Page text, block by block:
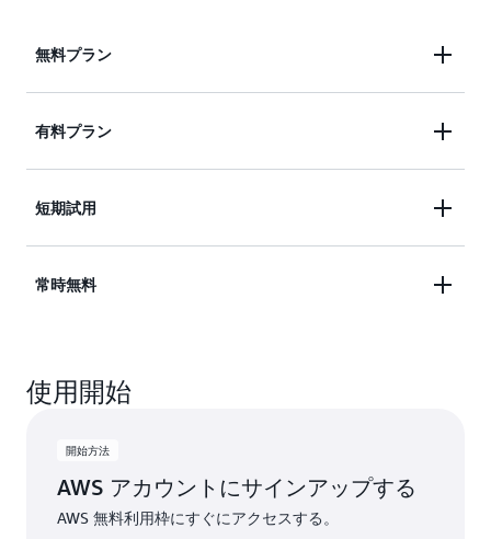
無料プラン
最大 $200 USD の無料利用枠クレジットで AWS の
無料で試してみてください。
有料プラン
150 以上の AWS サービスの完全なポートフォリオ
てソリューションを構築し、スケールします。
短期試用
限定無料試用を通じて、一部の AWS サービスを体
常時無料
ます。顧客がこれらの無料使用制限を超えたり、無
ると、追加費用をカバーするためのクレジットが自
使用開始
開始方法
AWS アカウントにサインアップする
AWS 無料利用枠にすぐにアクセスする。